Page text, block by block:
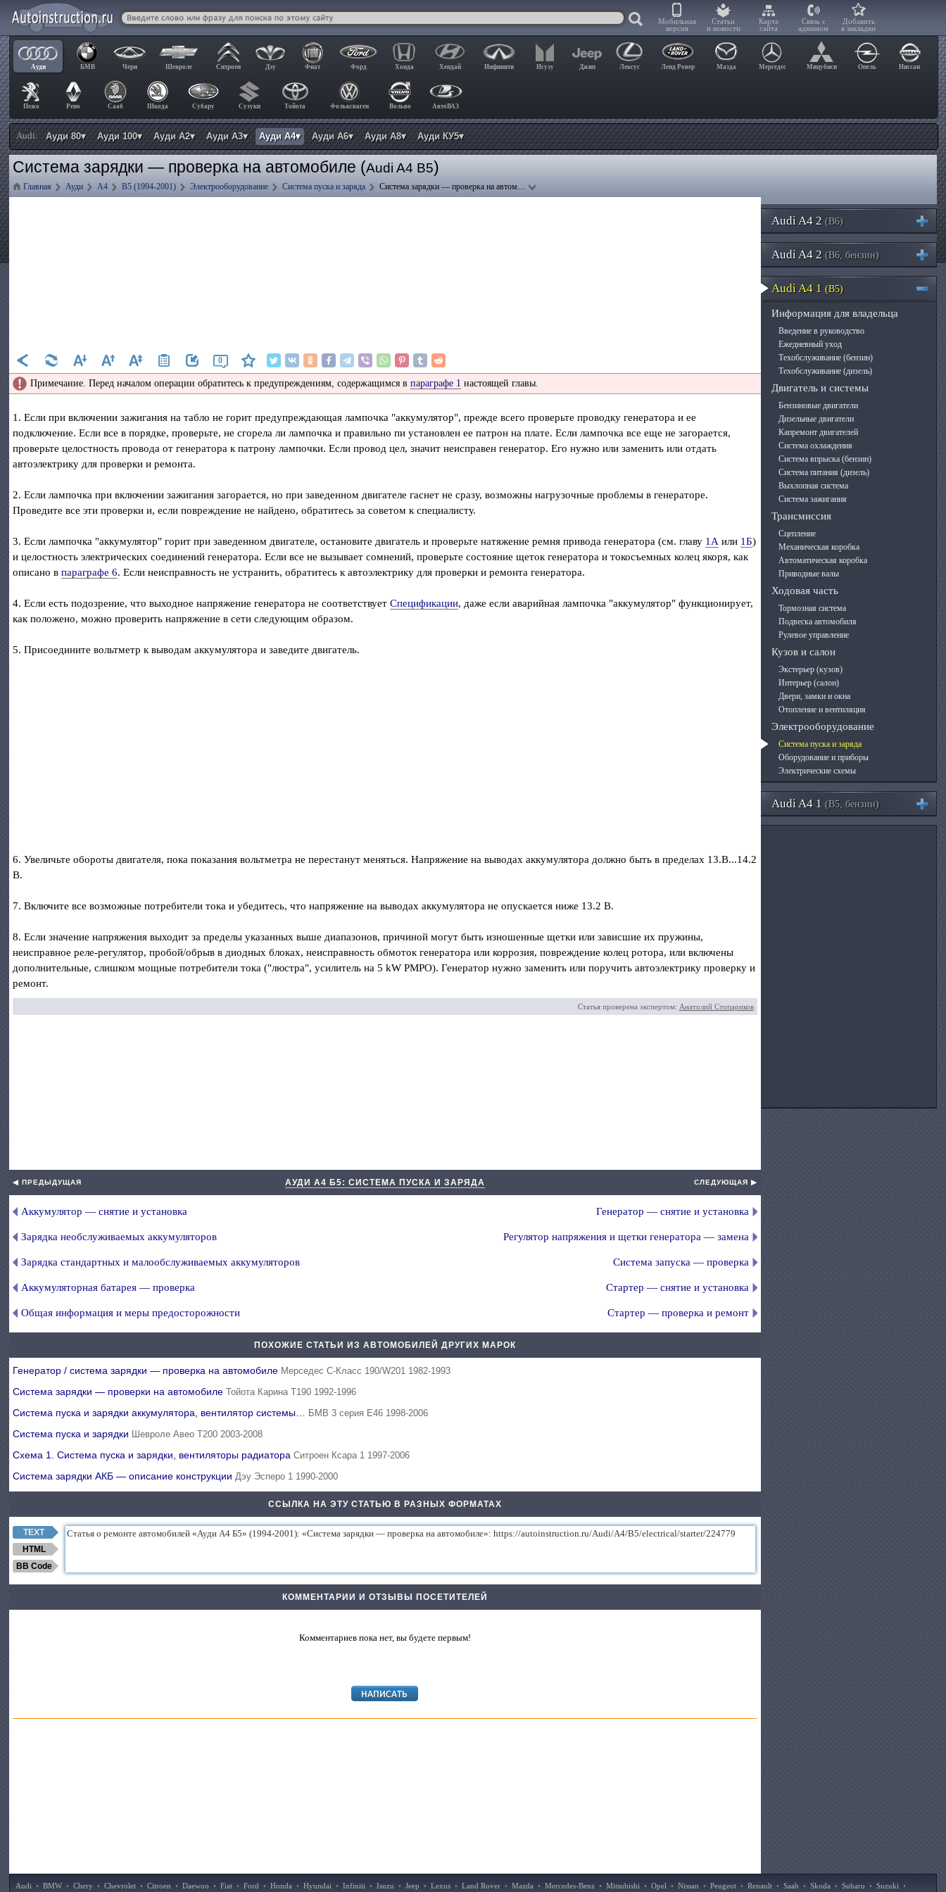
Мобильная
версия
Статьи
и новости
Карта
сайта
Связь с
админом
Добавить
в закладки
Ауди БМВ Чери Шевроле Ситроен Дэу Фиат Форд Хонда Хендай Инфинити Исузу Джип Лексус Ленд Ровер Мазда Мерседес Мицубиси Опель Ниссан
Пежо Рено Сааб Шкода Субару Сузуки Тойота Фольксваген Вольво АвтоВАЗ
Audi: Ауди 80▾ Ауди 100▾ Ауди А2▾ Ауди А3▾ Ауди А4▾ Ауди А6▾ Ауди А8▾ Ауди КУ5▾
Система зарядки — проверка на автомобиле (Audi A4 B5)
Главная Ауди А4 B5 (1994-2001) Электрооборудование Система пуска и заряда Система зарядки — проверка на автом…
0
Примечание. Перед началом операции обратитесь к предупреждениям, содержащимся впараграфе 1 настоящей главы.
1. Если при включении зажигания на табло не горит предупреждающая лампочка "аккумулятор", прежде всего проверьте проводку генератора и ее
подключение. Если все в порядке, проверьте, не сгорела ли лампочка и правильно пи установлен ее патрон на плате. Если лампочка все еще не загорается,
проверьте целостность провода от генератора к патрону лампочки. Если провод цел, значит неисправен генератор. Его нужно или заменить или отдать
автоэлектрику для проверки и ремонта.
2. Если лампочка при включении зажигания загорается, но при заведенном двигателе гаснет не сразу, возможны нагрузочные проблемы в генераторе.
Проведите все эти проверки и, если повреждение не найдено, обратитесь за советом к специалисту.
3. Если лампочка "аккумулятор" горит при заведенном двигателе, остановите двигатель и проверьте натяжение ремня привода генератора (см. главу 1А или 1Б)
и целостность электрических соединений генератора. Если все не вызывает сомнений, проверьте состояние щеток генератора и токосъемных колец якоря, как
описано впараграфе 6. Если неисправность не устранить, обратитесь к автоэлектрику для проверки и ремонта генератора.
4. Если есть подозрение, что выходное напряжение генератора не соответствуетСпецификации, даже если аварийная лампочка "аккумулятор" функционирует,
как положено, можно проверить напряжение в сети следующим образом.
5. Присоедините вольтметр к выводам аккумулятора и заведите двигатель.
6. Увеличьте обороты двигателя, пока показания вольтметра не перестанут меняться. Напряжение на выводах аккумулятора должно быть в пределах 13.В...14.2
В.
7. Включите все возможные потребители тока и убедитесь, что напряжение на выводах аккумулятора не опускается ниже 13.2 В.
8. Если значение напряжения выходит за пределы указанных выше диапазонов, причиной могут быть изношенные щетки или зависшие их пружины,
неисправное реле-регулятор, пробой/обрыв в диодных блоках, неисправность обмоток генератора или коррозия, повреждение колец ротора, или включены
дополнительные, слишком мощные потребители тока ("люстра", усилитель на 5 kW РМРО). Генератор нужно заменить или поручить автоэлектрику проверку и
ремонт.
Статья проверена экспертом: Анатолий Стопариков
◀ ПРЕДЫДУЩАЯ АУДИ А4 Б5: СИСТЕМА ПУСКА И ЗАРЯДА СЛЕДУЮЩАЯ ▶
Аккумулятор — снятие и установка
Зарядка необслуживаемых аккумуляторов
Зарядка стандартных и малообслуживаемых аккумуляторов
Аккумуляторная батарея — проверка
Общая информация и меры предосторожности
Генератор — снятие и установка
Регулятор напряжения и щетки генератора — замена
Система запуска — проверка
Стартер — снятие и установка
Стартер — проверка и ремонт
ПОХОЖИЕ СТАТЬИ ИЗ АВТОМОБИЛЕЙ ДРУГИХ МАРОК
Генератор / система зарядки — проверка на автомобиле Мерседес C-Класс 190/W201 1982-1993
Система зарядки — проверки на автомобилеТойота Карина Т190 1992-1996
Система пуска и зарядки аккумулятора, вентилятор системы… БМВ 3 серия Е46 1998-2006
Система пуска и зарядки Шевроле Авео Т200 2003-2008
Схема 1. Система пуска и зарядки, вентиляторы радиатораСитроен Ксара 1 1997-2006
Система зарядки АКБ — описание конструкции Дэу Эсперо 1 1990-2000
ССЫЛКА НА ЭТУ СТАТЬЮ В РАЗНЫХ ФОРМАТАХ
TEXT
HTML
BB Code
КОММЕНТАРИИ И ОТЗЫВЫ ПОСЕТИТЕЛЕЙ
Комментариев пока нет, вы будете первым!
Audi A4 2 (B6)
Audi A4 2 (B6, бензин)
Audi A4 1 (B5)
Информация для владельца
Введение в руководство
Ежедневный уход
Техобслуживание (бензин)
Техобслуживание (дизель)
Двигатель и системы
Бензиновые двигатели
Дизельные двигатели
Капремонт двигателей
Система охлаждения
Система впрыска (бензин)
Система питания (дизель)
Выхлопная система
Система зажигания
Трансмиссия
Сцепление
Механическая коробка
Автоматическая коробка
Приводные валы
Ходовая часть
Тормозная система
Подвеска автомобиля
Рулевое управление
Кузов и салон
Экстерьер (кузов)
Интерьер (салон)
Двери, замки и окна
Отопление и вентиляция
Электрооборудование
Система пуска и заряда
Оборудование и приборы
Электрические схемы
Audi A4 1 (B5, бензин)
Audi • BMW • Chery • Chevrolet • Citroen • Daewoo • Fiat • Ford • Honda • Hyundai • Infiniti • Isuzu • Jeep • Lexus • Land Rover • Mazda • Mercedes-Benz • Mitsubishi • Opel • Nissan • Peugeot • Renault • Saab • Skoda • Subaru • Suzuki •